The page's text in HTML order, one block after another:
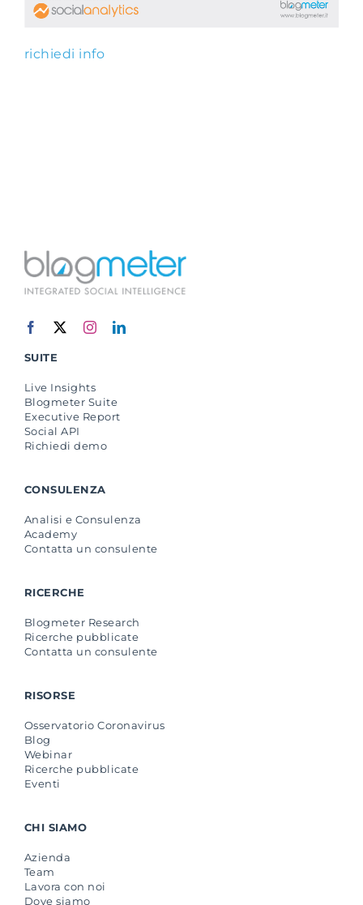
richiedi info
SUITE
Live Insights
Blogmeter Suite
Executive Report
Social API
Richiedi demo
CONSULENZA
Analisi e Consulenza
Academy
Contatta un consulente
RICERCHE
Blogmeter Research
Ricerche pubblicate
Contatta un consulente
RISORSE
Osservatorio Coronavirus
Blog
Webinar
Ricerche pubblicate
Eventi
CHI SIAMO
Azienda
Team
Lavora con noi
Dove siamo